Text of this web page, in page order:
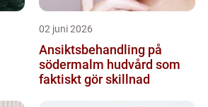
02 juni 2026
Ansiktsbehandling på
södermalm hudvård som
faktiskt gör skillnad